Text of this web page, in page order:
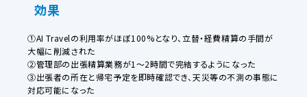
効果
①AI Travelの利用率がほぼ100%となり、立替・経費精算の手間が
大幅に削減された
②管理部の出張精算業務が1〜2時間で完結するようになった
③出張者の所在と帰宅予定を即時確認でき、天災等の不測の事態に
対応可能になった